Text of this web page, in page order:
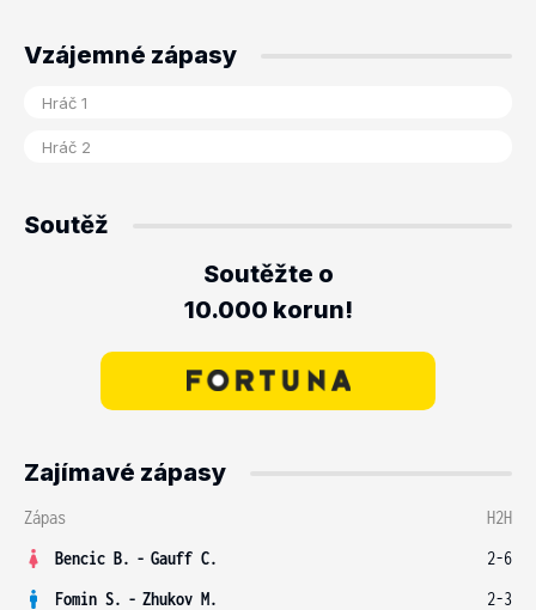
Vzájemné zápasy
Soutěž
Soutěžte o
10.000 korun!
Zajímavé zápasy
Zápas
H2H
Bencic B. - Gauff C.
2-6
Fomin S. - Zhukov M.
2-3